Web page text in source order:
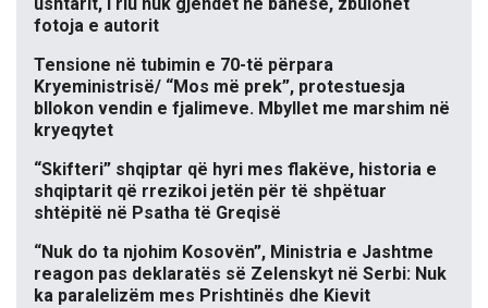
fotoja e autorit
Tensione në tubimin e 70-të përpara
Kryeministrisë/ “Mos më prek”, protestuesja
bllokon vendin e fjalimeve. Mbyllet me marshim në
kryeqytet
“Skifteri” shqiptar që hyri mes flakëve, historia e
shqiptarit që rrezikoi jetën për të shpëtuar
shtëpitë në Psatha të Greqisë
“Nuk do ta njohim Kosovën”, Ministria e Jashtme
reagon pas deklaratës së Zelenskyt në Serbi: Nuk
ka paralelizëm mes Prishtinës dhe Kievit